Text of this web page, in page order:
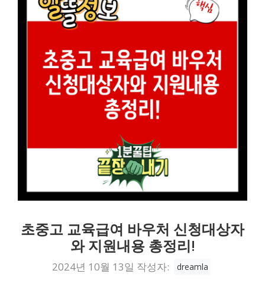
초중고 교육급여 바우처 신청대상자
와 지원내용 총정리!
2024년 10월 13일 작성자: dreamla